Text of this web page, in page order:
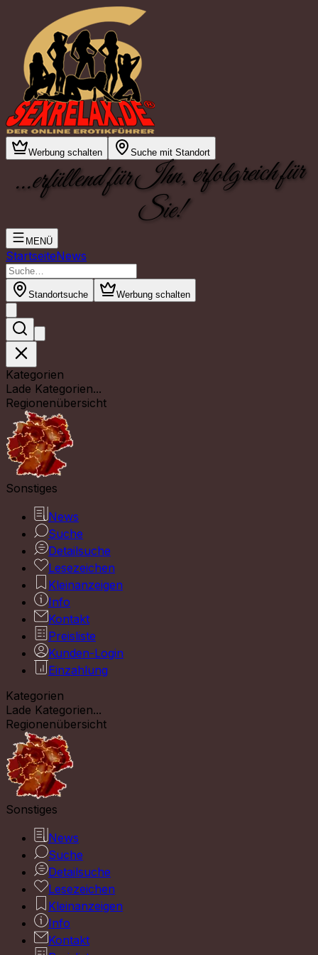
Werbung schalten Suche mit Standort
...erfüllend für Ihn, erfolgreich für
Sie!
MENÜ
StartseiteNews
Standortsuche Werbung schalten
Kategorien
Lade Kategorien...
Regionenübersicht
Sonstiges
News
Suche
Detailsuche
Lesezeichen
Kleinanzeigen
Info
Kontakt
Preisliste
Kunden-Login
Einzahlung
Kategorien
Lade Kategorien...
Regionenübersicht
Sonstiges
News
Suche
Detailsuche
Lesezeichen
Kleinanzeigen
Info
Kontakt